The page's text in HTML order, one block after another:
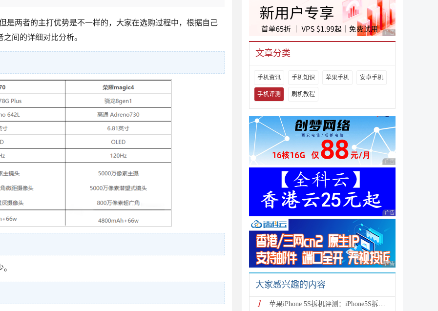
是两者的主打优势是不一样的，大家在选购过程中，根据自己
间的详细对比分析。
广告 商业广告，理性
文章分类
手机资讯 手机知识 苹果手机 安卓手机
手机评测 刷机教程
广告 商业广告，理性
广告 商业广告，理性
广告 商业广告，理性
大家感兴趣的内容
1 苹果iPhone 5S拆机评测：iPhone5S拆机图解详细教程(真